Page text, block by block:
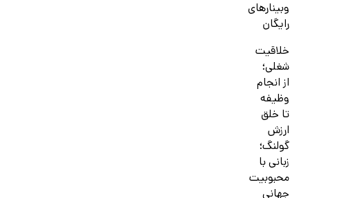
وبینارهای
رایگان
خلاقیت
شغلی؛
از انجام
وظیفه
تا خلق
ارزش
گولنگ؛
زبانی با
محبوبیت